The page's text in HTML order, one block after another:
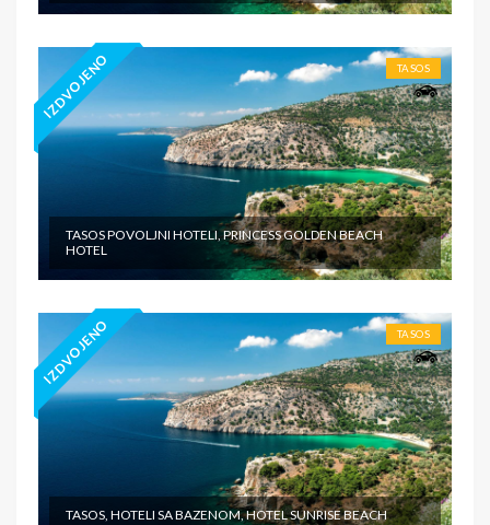
IZDVOJENO TASOS
TASOS POVOLJNI HOTELI, PRINCESS GOLDEN BEACH
HOTEL
IZDVOJENO TASOS
TASOS, HOTELI SA BAZENOM, HOTEL SUNRISE BEACH